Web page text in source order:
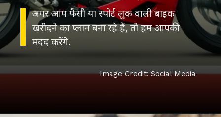
अगर आप फैंसी या स्पोर्ट लुक वाली बाइक
खरीदने का प्लान बना रहे हैं, तो हम आपकी
मदद करेंगे.
Image Credit: Social Media